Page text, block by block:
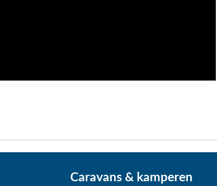
Caravans & kamperen